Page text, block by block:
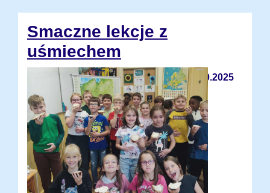
Smaczne lekcje z
uśmiechem
20.10.2025